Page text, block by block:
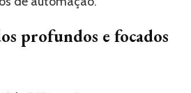
profundos e focados